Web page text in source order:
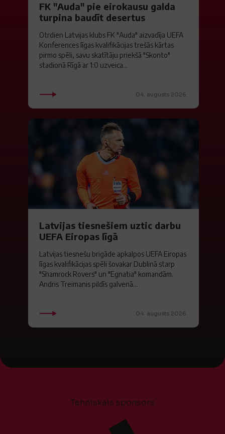
FK "Auda" pie eirokausu galda
turpina baudīt desertus
Otrdien Latvijas klubs FK "Auda" aizvadīja UEFA
Konferences līgas kvalifikācijas trešās kārtas
pirmo spēli, savu skatītāju priekšā "Skonto"
stadionā Rīgā ar 1:0 uzveica...
04. augusts 2026.
Latvijas tiesnešiem uztic darbu
UEFA Eiropas līgā
Latvijas tiesnešu brigāde apkalpos UEFA Eiropas
līgas kvalifikācijas spēli šovakar Dublinā starp
"Shamrock Rovers" un "Egnatia" komandām.
Andris Treimanis pildīs galvenā...
04. augusts 2026.
Tehniskais sponsors